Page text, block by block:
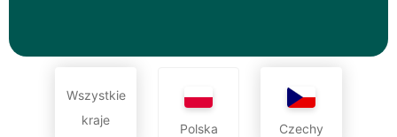
Wszystkie
kraje
Polska Czechy